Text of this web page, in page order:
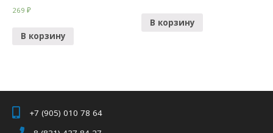
269₽
В корзину
В корзину
+7 (905) 010 78 64